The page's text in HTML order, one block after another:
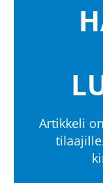
Artikkeli